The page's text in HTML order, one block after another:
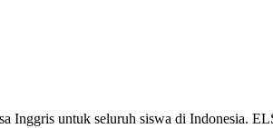
Inggris untuk seluruh siswa di Indonesia.